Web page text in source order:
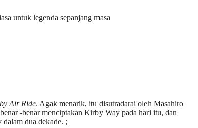
untuk legenda sepanjang masa
Air Ride. Agak menarik, itu disutradarai oleh Masahiro
-benar menciptakan Kirby Way pada hari itu, dan
dua dekade. ;